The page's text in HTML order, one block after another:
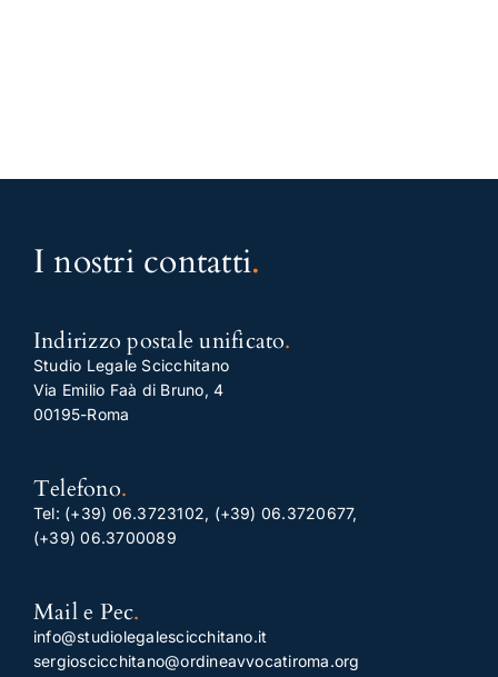
I nostri contatti.
Indirizzo postale unificato.
Studio Legale Scicchitano
Via Emilio Faà di Bruno, 4
00195-Roma
Telefono.
Tel: (+39) 06.3723102, (+39) 06.3720677,
(+39) 06.3700089
Mail e Pec.
info@studiolegalescicchitano.it
sergioscicchitano@ordineavvocatiroma.org